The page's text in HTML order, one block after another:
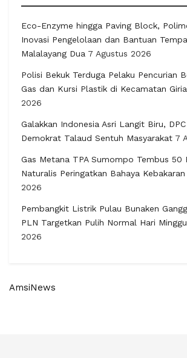
Eco-Enzyme hingga Paving Block,
Inovasi Pengelolaan dan Bantuan
Malalayang Dua 7 Agustus 2026
Polisi Bekuk Terduga Pelaku Pencurian
Gas dan Kursi Plastik di Kecamatan
2026
Galakkan Indonesia Asri Langit Biru,
Demokrat Talaud Sentuh Masyarakat 7
Gas Metana TPA Sumompo Tembus 50
Naturalis Peringatkan Bahaya Kebakaran
2026
Pembangkit Listrik Pulau Bunaken
PLN Targetkan Pulih Normal Hari Minggu
2026
AmsiNews